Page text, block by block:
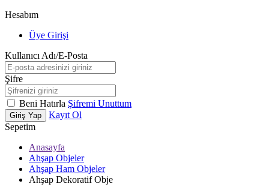
Hesabım
Üye Girişi
Kullanıcı Adı/E-Posta
Şifre
Beni Hatırla Şifremi Unuttum
Giriş Yap
Kayıt Ol
Sepetim
Anasayfa
Ahşap Objeler
Ahşap Ham Objeler
Ahşap Dekoratif Obje